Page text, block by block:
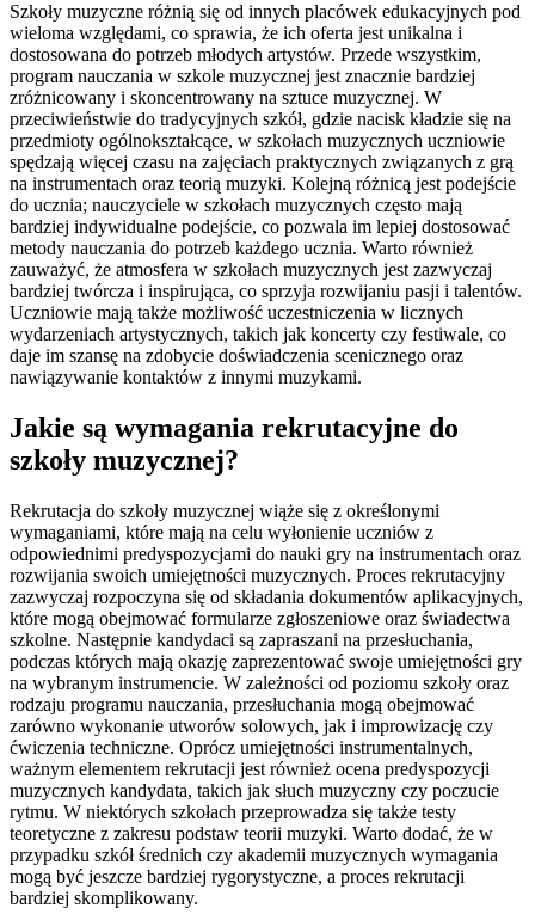
Szkoły muzyczne różnią się od innych placówek edukacyjnych pod
wieloma względami, co sprawia, że ich oferta jest unikalna i
dostosowana do potrzeb młodych artystów. Przede wszystkim,
program nauczania w szkole muzycznej jest znacznie bardziej
zróżnicowany i skoncentrowany na sztuce muzycznej. W
przeciwieństwie do tradycyjnych szkół, gdzie nacisk kładzie się na
przedmioty ogólnokształcące, w szkołach muzycznych uczniowie
spędzają więcej czasu na zajęciach praktycznych związanych z grą
na instrumentach oraz teorią muzyki. Kolejną różnicą jest podejście
do ucznia; nauczyciele w szkołach muzycznych często mają
bardziej indywidualne podejście, co pozwala im lepiej dostosować
metody nauczania do potrzeb każdego ucznia. Warto również
zauważyć, że atmosfera w szkołach muzycznych jest zazwyczaj
bardziej twórcza i inspirująca, co sprzyja rozwijaniu pasji i talentów.
Uczniowie mają także możliwość uczestniczenia w licznych
wydarzeniach artystycznych, takich jak koncerty czy festiwale, co
daje im szansę na zdobycie doświadczenia scenicznego oraz
nawiązywanie kontaktów z innymi muzykami.
Jakie są wymagania rekrutacyjne do
szkoły muzycznej?
Rekrutacja do szkoły muzycznej wiąże się z określonymi
wymaganiami, które mają na celu wyłonienie uczniów z
odpowiednimi predyspozycjami do nauki gry na instrumentach oraz
rozwijania swoich umiejętności muzycznych. Proces rekrutacyjny
zazwyczaj rozpoczyna się od składania dokumentów aplikacyjnych,
które mogą obejmować formularze zgłoszeniowe oraz świadectwa
szkolne. Następnie kandydaci są zapraszani na przesłuchania,
podczas których mają okazję zaprezentować swoje umiejętności gry
na wybranym instrumencie. W zależności od poziomu szkoły oraz
rodzaju programu nauczania, przesłuchania mogą obejmować
zarówno wykonanie utworów solowych, jak i improwizację czy
ćwiczenia techniczne. Oprócz umiejętności instrumentalnych,
ważnym elementem rekrutacji jest również ocena predyspozycji
muzycznych kandydata, takich jak słuch muzyczny czy poczucie
rytmu. W niektórych szkołach przeprowadza się także testy
teoretyczne z zakresu podstaw teorii muzyki. Warto dodać, że w
przypadku szkół średnich czy akademii muzycznych wymagania
mogą być jeszcze bardziej rygorystyczne, a proces rekrutacji
bardziej skomplikowany.